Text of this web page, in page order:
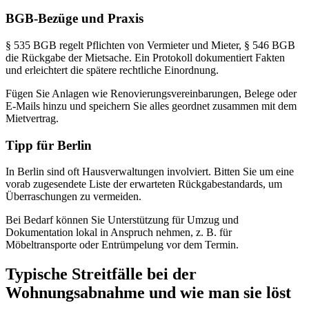
BGB-Bezüge und Praxis
§ 535 BGB regelt Pflichten von Vermieter und Mieter, § 546 BGB
die Rückgabe der Mietsache. Ein Protokoll dokumentiert Fakten
und erleichtert die spätere rechtliche Einordnung.
Fügen Sie Anlagen wie Renovierungsvereinbarungen, Belege oder
E-Mails hinzu und speichern Sie alles geordnet zusammen mit dem
Mietvertrag.
Tipp für Berlin
In Berlin sind oft Hausverwaltungen involviert. Bitten Sie um eine
vorab zugesendete Liste der erwarteten Rückgabestandards, um
Überraschungen zu vermeiden.
Bei Bedarf können Sie Unterstützung für Umzug und
Dokumentation lokal in Anspruch nehmen, z. B. für
Möbeltransporte oder Entrümpelung vor dem Termin.
Typische Streitfälle bei der
Wohnungsabnahme und wie man sie löst